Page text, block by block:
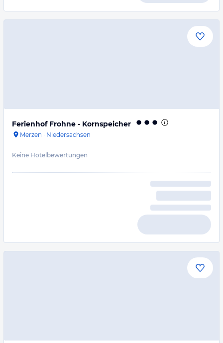
Ferienhof Frohne - Kornspeicher
Merzen · Niedersachsen
Keine Hotelbewertungen